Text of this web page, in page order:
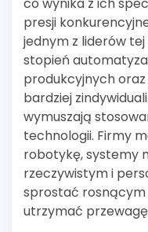
presji
jednym z liderów
stopień
produkcyjnych
bardziej
wymuszają
technologii. Firmy
robotykę, systemy
rzeczywistym i
sprostać
utrzymać